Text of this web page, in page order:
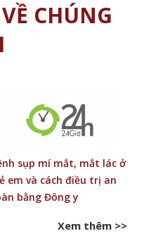
CHÚNG
sụp mí mắt, mắt lác ở
em và cách điều trị an
bằng Đông y
Xem thêm >>